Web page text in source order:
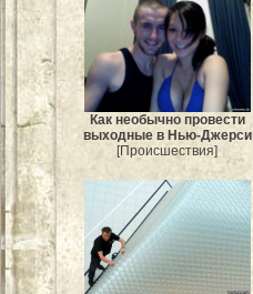
Как необычно провести
выходные в Нью-Джерси
[Происшествия]